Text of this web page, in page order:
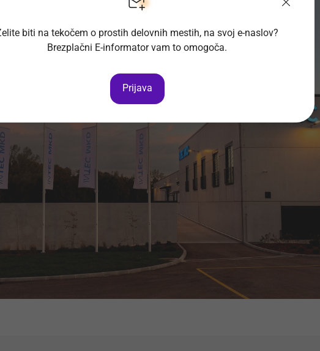
biti na tekočem o prostih delovnih mestih, na svoj e-naslov?
Brezplačni E-informator vam to omogoča.
Prijava